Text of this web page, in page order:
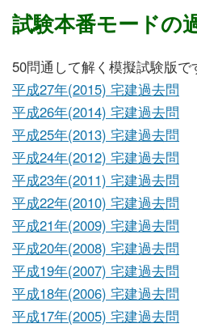
試験本番モードの
50問通して解く模擬試験版で
平成27年(2015) 宅建過去問
平成26年(2014) 宅建過去問
平成25年(2013) 宅建過去問
平成24年(2012) 宅建過去問
平成23年(2011) 宅建過去問
平成22年(2010) 宅建過去問
平成21年(2009) 宅建過去問
平成20年(2008) 宅建過去問
平成19年(2007) 宅建過去問
平成18年(2006) 宅建過去問
平成17年(2005) 宅建過去問